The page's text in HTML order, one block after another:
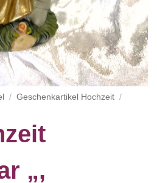
/ Geschenkartikel Hochzeit /
„,